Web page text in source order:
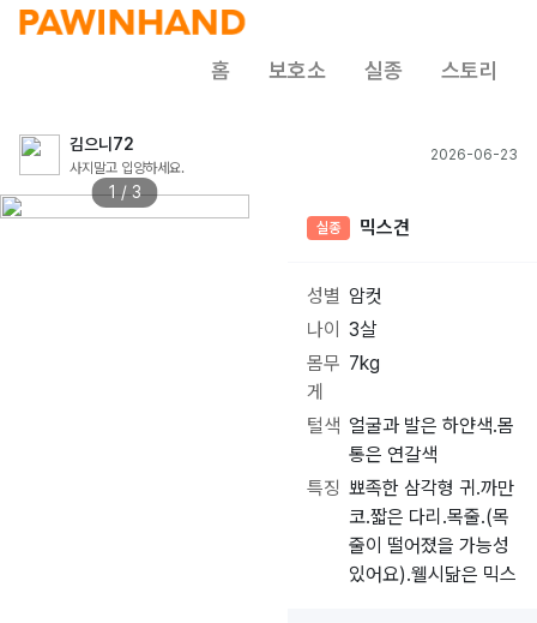
홈 보호소 실종 스토리
김으니72
사지말고 입양하세요.
2026-06-23
1 / 3
실종 믹스견
성별 암컷
나이
3살
몸무
게
7kg
털색 얼굴과 발은 하얀색.몸
통은 연갈색
특징 뾰족한 삼각형 귀.까만
코.짧은 다리.목줄.(목
줄이 떨어졌을 가능성
있어요).웰시닮은 믹스